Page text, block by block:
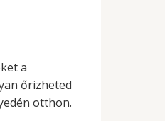
a
őrizheted
otthon.